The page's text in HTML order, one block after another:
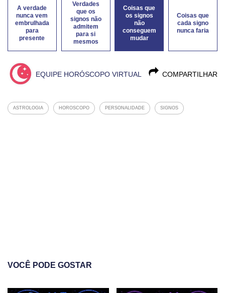
A verdade
nunca vem
embrulhada
para
presente
Verdades
que os
signos não
admitem
para si
mesmos
Coisas que
os signos
não
conseguem
mudar
Coisas que
cada signo
nunca faria
COMPARTILHAR
EQUIPE HORÓSCOPO VIRTUAL
ASTROLOGIA HOROSCOPO PERSONALIDADE SIGNOS
VOCÊ PODE GOSTAR